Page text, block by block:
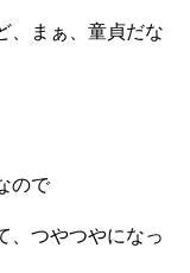
、まぁ、童貞だな
ので
、つやつやになっ